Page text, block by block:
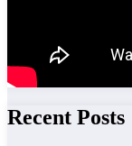
Recent Posts